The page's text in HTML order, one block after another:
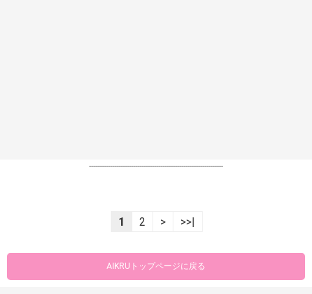
----------------------------------------------------------------
1 2 > >>|
AIKRUトップページに戻る